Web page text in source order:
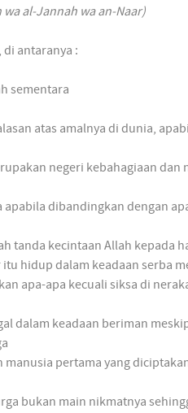
al-Jannah wa an-Naar)
antaranya :
sementara
atas amalnya di dunia,
negeri kebahagiaan dan
dibandingkan dengan
tanda kecintaan Allah kepada
hidup dalam keadaan serba
apa-apa kecuali siksa di
dalam keadaan beriman
manusia pertama yang
bukan main nikmatnya